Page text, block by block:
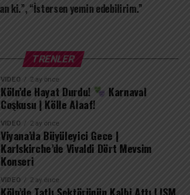
ki.”, “İstersen yemin edebilirim.”
TRENLER
VIDEO 2 ay önce
Köln’de Hayat Durdu!
Karnaval
Coşkusu | Kölle Alaaf!
VIDEO 2 ay önce
Viyana’da Büyüleyici Gece |
Karlskirche’de Vivaldi Dört Mevsim
Konseri
VIDEO 2 ay önce
Köln’de Tatlı Sektörünün Kalbi Attı | ISM